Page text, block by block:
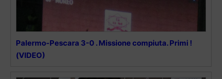
Palermo-Pescara 3-0 . Missione compiuta. Primi !
(VIDEO)